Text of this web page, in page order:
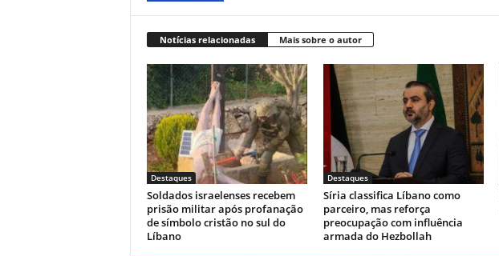
Notícias relacionadas Mais sobre o autor
Destaques
Soldados israelenses recebem
prisão militar após profanação
de símbolo cristão no sul do
Líbano
Destaques
Síria classifica Líbano como
parceiro, mas reforça
preocupação com influência
armada do Hezbollah